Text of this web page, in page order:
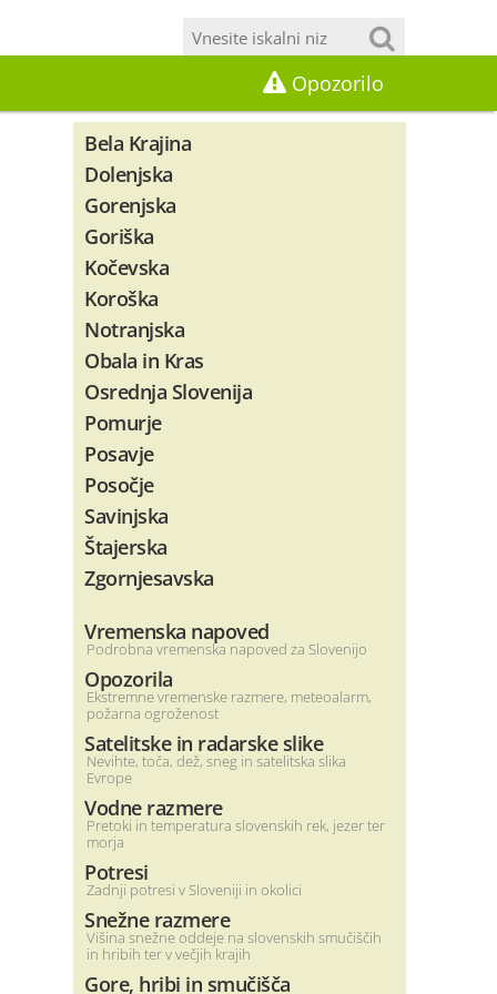
Opozorilo
Bela Krajina
Dolenjska
Gorenjska
Goriška
Kočevska
Koroška
Notranjska
Obala in Kras
Osrednja Slovenija
Pomurje
Posavje
Posočje
Savinjska
Štajerska
Zgornjesavska
Vremenska napoved
Podrobna vremenska napoved za Slovenijo
Opozorila
Ekstremne vremenske razmere, meteoalarm,
požarna ogroženost
Satelitske in radarske slike
Nevihte, toča, dež, sneg in satelitska slika
Evrope
Vodne razmere
Pretoki in temperatura slovenskih rek, jezer ter
morja
Potresi
Zadnji potresi v Sloveniji in okolici
Snežne razmere
Višina snežne oddeje na slovenskih smučiščih
in hribih ter v večjih krajih
Gore, hribi in smučišča